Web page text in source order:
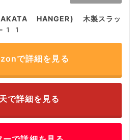
HANGER) 木製スラッ
11
で詳細を見る
で詳細を見る